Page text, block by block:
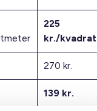
225
kr./
270 kr.
139 kr.